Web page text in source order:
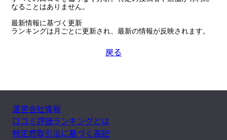
なることはありません。
最新情報に基づく更新
ランキングは月ごとに更新され、最新の情報が反映されます。
戻る
運営会社情報
口コミ評価ランキングとは
特定商取引法に基づく表記